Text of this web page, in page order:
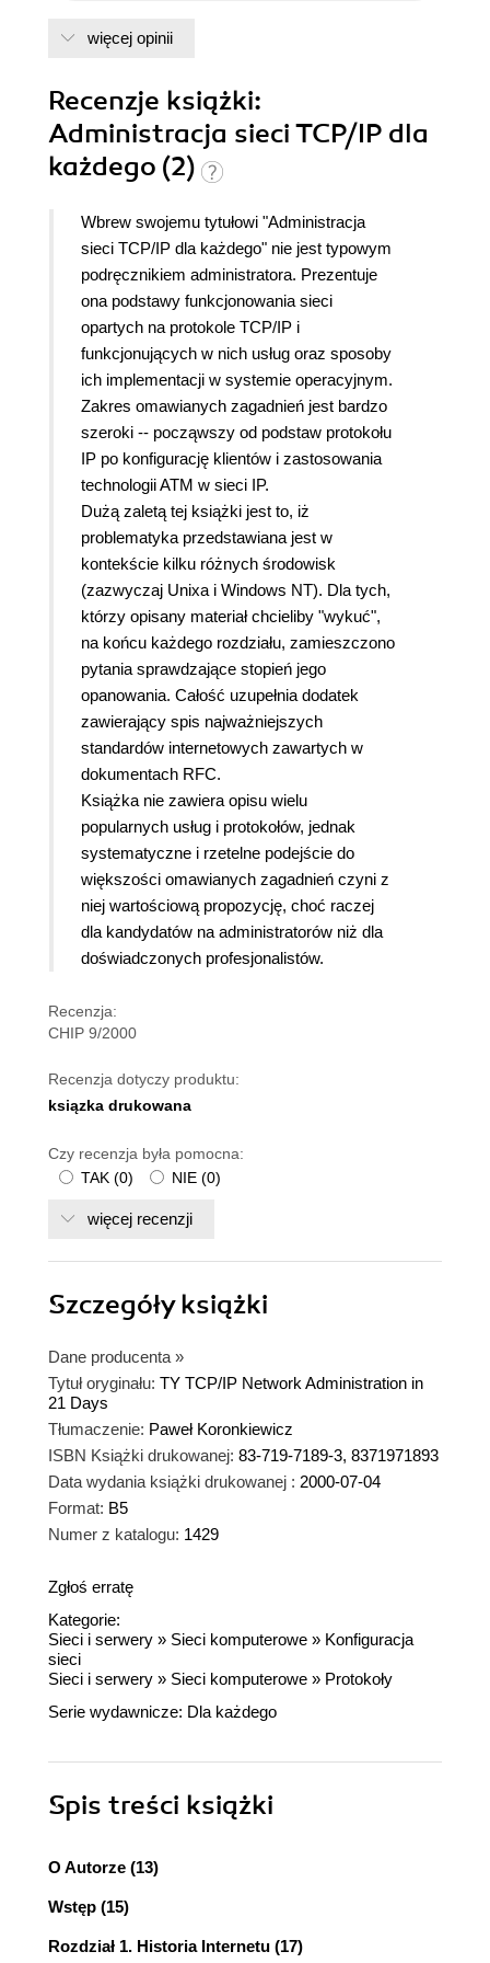
więcej opinii
Recenzje książki:
Administracja sieci TCP/IP dla
każdego (2)
Wbrew swojemu tytułowi "Administracja
sieci TCP/IP dla każdego" nie jest typowym
podręcznikiem administratora. Prezentuje
ona podstawy funkcjonowania sieci
opartych na protokole TCP/IP i
funkcjonujących w nich usług oraz sposoby
ich implementacji w systemie operacyjnym.
Zakres omawianych zagadnień jest bardzo
szeroki -- począwszy od podstaw protokołu
IP po konfigurację klientów i zastosowania
technologii ATM w sieci IP.
Dużą zaletą tej książki jest to, iż
problematyka przedstawiana jest w
kontekście kilku różnych środowisk
(zazwyczaj Unixa i Windows NT). Dla tych,
którzy opisany materiał chcieliby "wykuć",
na końcu każdego rozdziału, zamieszczono
pytania sprawdzające stopień jego
opanowania. Całość uzupełnia dodatek
zawierający spis najważniejszych
standardów internetowych zawartych w
dokumentach RFC.
Książka nie zawiera opisu wielu
popularnych usług i protokołów, jednak
systematyczne i rzetelne podejście do
większości omawianych zagadnień czyni z
niej wartościową propozycję, choć raczej
dla kandydatów na administratorów niż dla
doświadczonych profesjonalistów.
Recenzja:
CHIP 9/2000
Recenzja dotyczy produktu:
ksiązka drukowana
Czy recenzja była pomocna:
TAK (0) NIE (0)
więcej recenzji
Szczegółyksiążki
Dane producenta »
Tytuł oryginału: TY TCP/IP Network Administration in
21 Days
Tłumaczenie: Paweł Koronkiewicz
ISBN Książki drukowanej: 83-719-7189-3, 8371971893
Data wydania książki drukowanej : 2000-07-04
Format: B5
Numer z katalogu: 1429
Zgłoś erratę
Kategorie:
Sieci i serwery » Sieci komputerowe » Konfiguracja
sieci
Sieci i serwery » Sieci komputerowe » Protokoły
Serie wydawnicze: Dla każdego
Spis treści książki
O Autorze (13)
Wstęp (15)
Rozdział 1. Historia Internetu (17)